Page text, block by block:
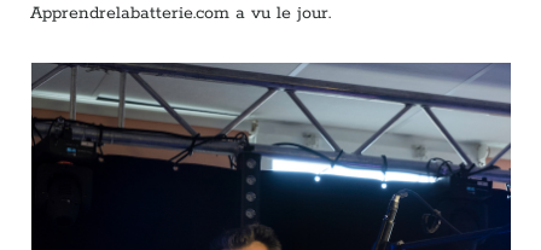
Apprendrelabatterie.com a vu le jour.